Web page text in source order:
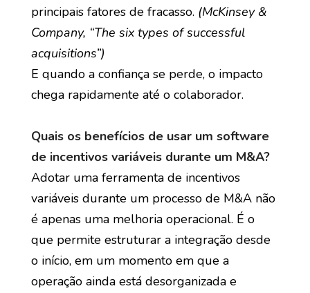
principais fatores de fracasso. (McKinsey &
Company, “The six types of successful
acquisitions”)
E quando a confiança se perde, o impacto
chega rapidamente até o colaborador.
Quais os benefícios de usar um software
de incentivos variáveis durante um M&A?
Adotar uma ferramenta de incentivos
variáveis durante um processo de M&A não
é apenas uma melhoria operacional. É o
que permite estruturar a integração desde
o início, em um momento em que a
operação ainda está desorganizada e